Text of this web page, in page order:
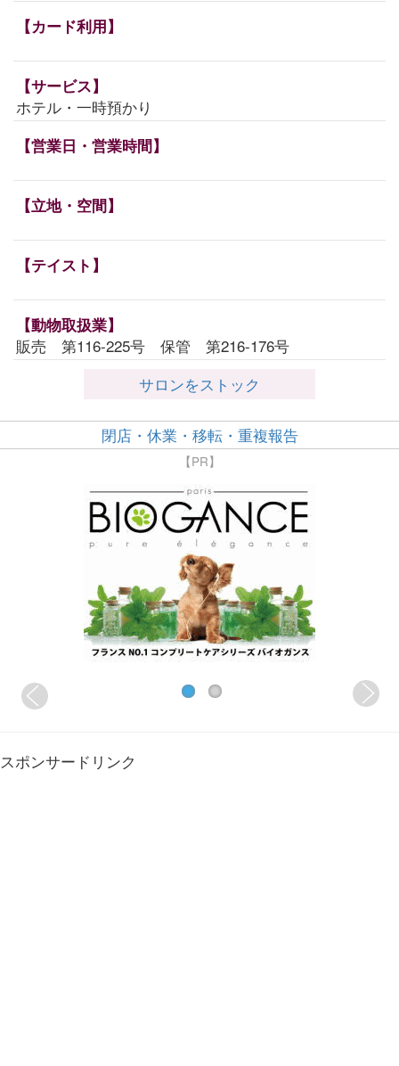
【カード利用】
【サービス】
ホテル・一時預かり
【営業日・営業時間】
【立地・空間】
【テイスト】
【動物取扱業】
販売 第116-225号 保管 第216-176号
サロンをストック
閉店・休業・移転・重複報告
【PR】
スポンサードリンク